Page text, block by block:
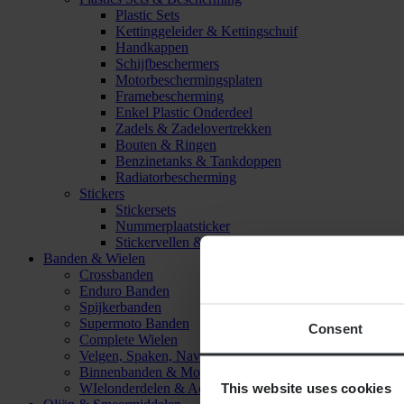
Consent
This website uses cookies
Plastic Sets
Kettinggeleider & Kettingschuif
Handkappen
Schijfbeschermers
Motorbeschermingsplaten
Framebescherming
Enkel Plastic Onderdeel
Zadels & Zadelovertrekken
Bouten & Ringen
Benzinetanks & Tankdoppen
Radiatorbescherming
Stickers
Stickersets
Nummerplaatsticker
Stickervellen & Stickers
Banden & Wielen
Crossbanden
Enduro Banden
Spijkerbanden
Supermoto Banden
Complete Wielen
Velgen, Spaken, Naven & Lagers
Binnenbanden & Mousses
WIelonderdelen & Accessoires